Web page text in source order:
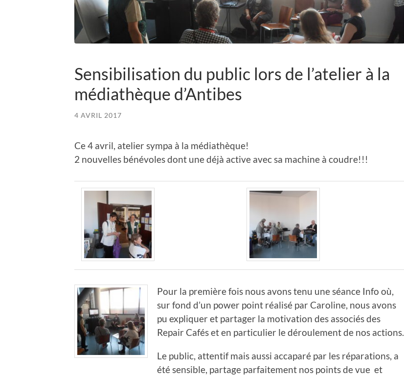
Sensibilisation du public lors de l’atelier à la
médiathèque d’Antibes
4 AVRIL 2017
Ce 4 avril, atelier sympa à la médiathèque!
2 nouvelles bénévoles dont une déjà active avec sa machine à coudre!!!
Pour la première fois nous avons tenu une séance Info où,
sur fond d’un power point réalisé par Caroline, nous avons
pu expliquer et partager la motivation des associés des
Repair Cafés et en particulier le déroulement de nos actions.
Le public, attentif mais aussi accaparé par les réparations, a
été sensible, partage parfaitement nos points de vue et